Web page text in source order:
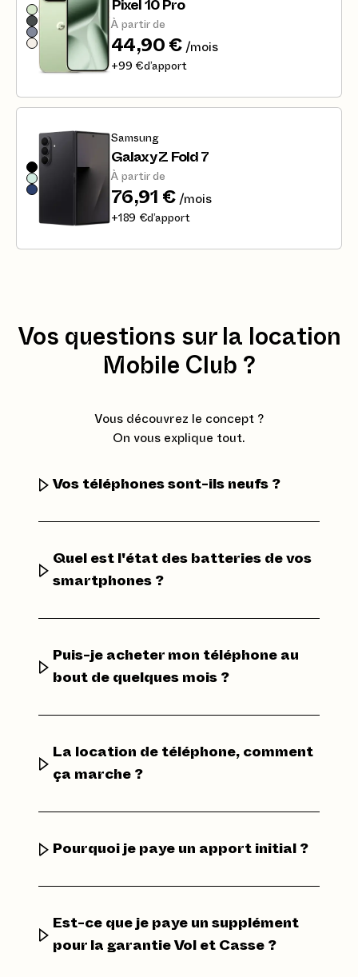
Pixel 10 Pro
À partir de
44,90 € /mois
+99 €d’apport
Samsung
Galaxy Z Fold 7
À partir de
76,91 € /mois
+189 €d’apport
Vos questions sur la location
Mobile Club ?
Vous découvrez le concept ?
On vous explique tout.
Vos téléphones sont-ils neufs ?
Quel est l'état des batteries de vos
smartphones ?
Puis-je acheter mon téléphone au
bout de quelques mois ?
La location de téléphone, comment
ça marche ?
Pourquoi je paye un apport initial ?
Est-ce que je paye un supplément
pour la garantie Vol et Casse ?